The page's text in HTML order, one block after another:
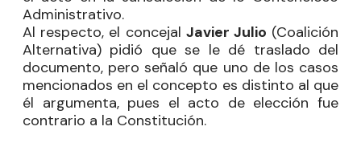
Administrativo.
Al respecto, el concejal Javier Julio (Coalición
Alternativa) pidió que se le dé traslado del
documento, pero señaló que uno de los casos
mencionados en el concepto es distinto al que
él argumenta, pues el acto de elección fue
contrario a la Constitución.